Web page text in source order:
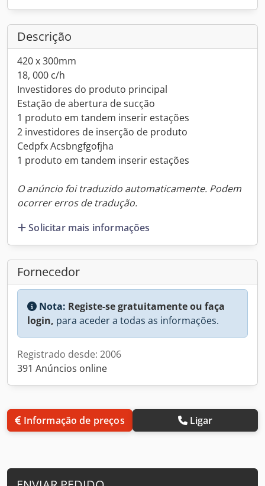
Descrição
420 x 300mm
18, 000 c/h
Investidores do produto principal
Estação de abertura de sucção
1 produto em tandem inserir estações
2 investidores de inserção de produto
Cedpfx Acsbngfgofjha
1 produto em tandem inserir estações
O anúncio foi traduzido automaticamente. Podem
ocorrer erros de tradução.
Solicitar mais informações
Fornecedor
Nota: Registe-se gratuitamente ou faça
login, para aceder a todas as informações.
Registrado desde: 2006
391 Anúncios online
Informação de preços Ligar